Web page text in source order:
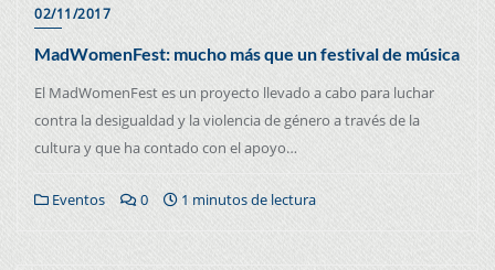
02/11/2017
MadWomenFest: mucho más que un festival de música
El MadWomenFest es un proyecto llevado a cabo para luchar
contra la desigualdad y la violencia de género a través de la
cultura y que ha contado con el apoyo…
Eventos 0 1 minutos de lectura